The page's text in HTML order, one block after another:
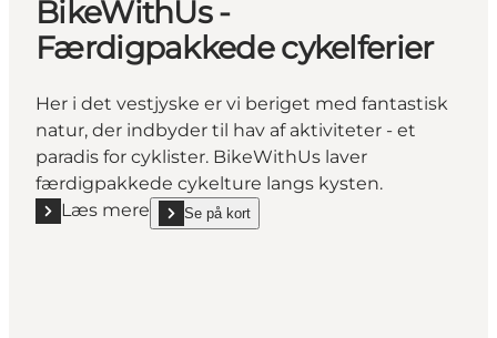
BikeWithUs -
Færdigpakkede cykelferier
Her i det vestjyske er vi beriget med fantastisk
natur, der indbyder til hav af aktiviteter - et
paradis for cyklister. BikeWithUs laver
færdigpakkede cykelture langs kysten.
Læs mere
Læs mere "BikeWithUs - Færdigpakkede
Se på kort
show BikeWithUs - Færdigpakkede cykelferier